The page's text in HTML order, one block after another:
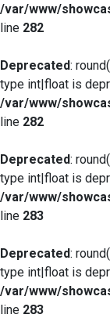
/var/www/
line 282
Deprecated:
type int|float is
/var/www/
line 282
Deprecated:
type int|float is
/var/www/
line 283
Deprecated:
type int|float is
/var/www/
line 283